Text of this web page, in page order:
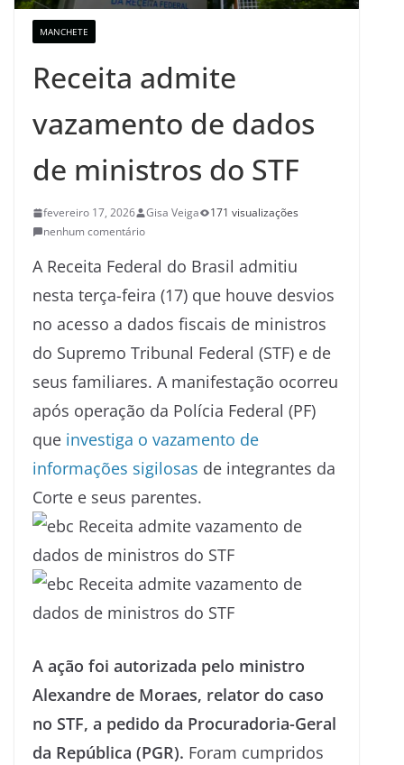
MANCHETE
Receita admite
vazamento de dados
de ministros do STF
fevereiro 17, 2026 Gisa Veiga
171 visualizações
nenhum comentário
A Receita Federal do Brasil admitiu
nesta terça-feira (17) que houve desvios
no acesso a dados fiscais de ministros
do Supremo Tribunal Federal (STF) e de
seus familiares. A manifestação ocorreu
após operação da Polícia Federal (PF)
que investiga o vazamento de
informações sigilosas de integrantes da
Corte e seus parentes.
A ação foi autorizada pelo ministro
Alexandre de Moraes, relator do caso
no STF, a pedido da Procuradoria-Geral
da República (PGR). Foram cumpridos